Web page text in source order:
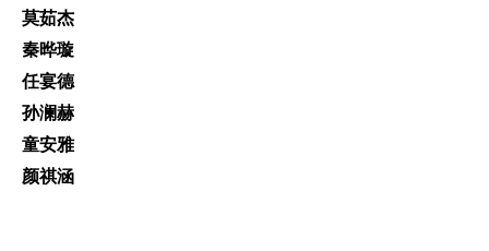
莫茹杰
秦晔璇
任宴德
孙澜赫
童安雅
颜祺涵